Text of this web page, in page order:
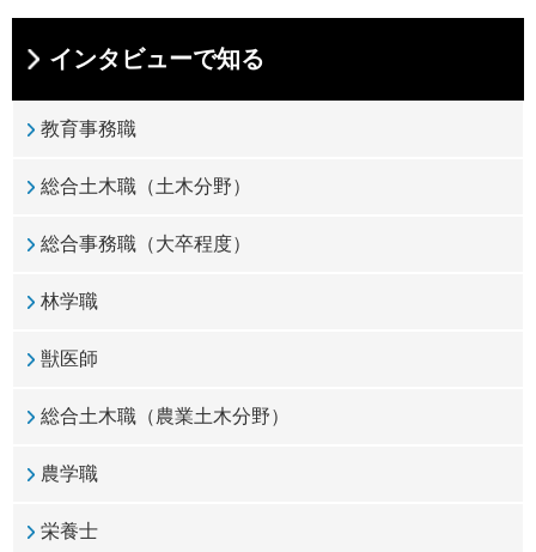
インタビューで知る
教育事務職
総合土木職（土木分野）
総合事務職（大卒程度）
林学職
獣医師
総合土木職（農業土木分野）
農学職
栄養士